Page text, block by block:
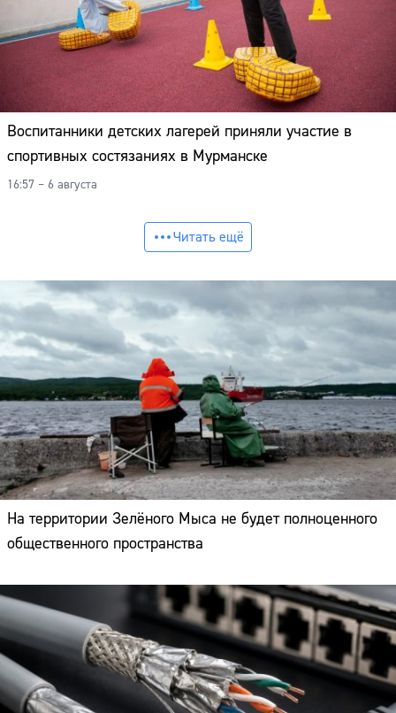
Воспитанники детских лагерей приняли участие в
спортивных состязаниях в Мурманске
16:57 – 6 августа
Читать ещё
На территории Зелёного Мыса не будет полноценного
общественного пространства